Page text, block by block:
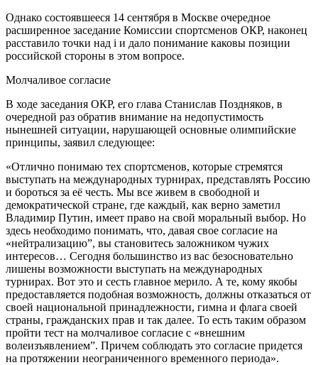
Однако состоявшееся 14 сентября в Москве очередное
расширенное заседание Комиссии спортсменов ОКР, наконец
расставило точки над i и дало понимание каковы позиции
российской стороны в этом вопросе.
Молчаливое согласие
В ходе заседания ОКР, его глава Станислав Поздняков, в
очередной раз обратив внимание на недопустимость
нынешней ситуации, нарушающей основные олимпийские
принципы, заявил следующее:
«Отлично понимаю тех спортсменов, которые стремятся
выступать на международных турнирах, представлять Россию
и бороться за её честь. Мы все живем в свободной и
демократической стране, где каждый, как верно заметил
Владимир Путин, имеет право на свой моральный выбор. Но
здесь необходимо понимать, что, давая свое согласие на
«нейтрализацию”, вы становитесь заложником чужих
интересов… Сегодня большинство из вас безосновательно
лишены возможности выступать на международных
турнирах. Вот это и сесть главное мерило. А те, кому якобы
предоставляется подобная возможность, должны отказаться от
своей национальной принадлежности, гимна и флага своей
страны, гражданских прав и так далее. То есть таким образом
пройти тест на молчаливое согласие с «внешним
волеизъявлением”. Причем соблюдать это согласие придется
на протяжении неограниченного временного периода».